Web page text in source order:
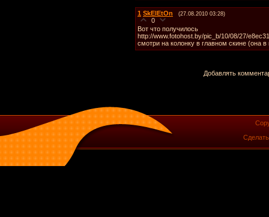
1 SkElEtOn (27.08.2010 03:28)
0
Вот что получилось
http://www.fotohost.by/pic_b/10/08/27/
смотри на колонку в главном скине (она в
Добавлять